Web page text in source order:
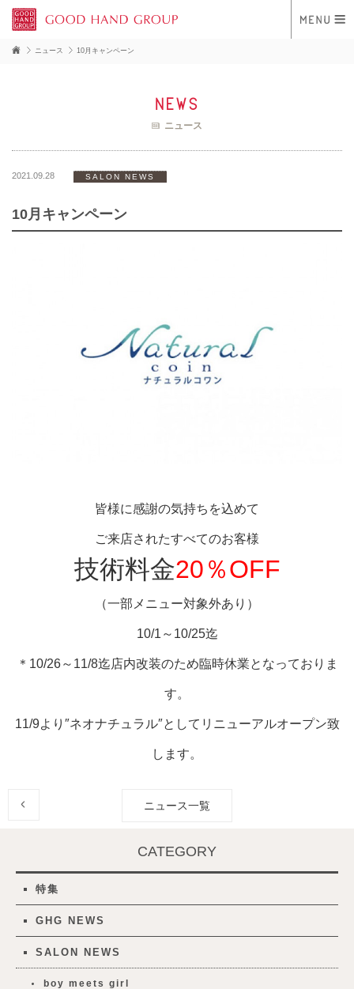
ニュース 10月キャンペーン
news
ニュース
2021.09.28 SALON NEWS
10月キャンペーン
皆様に感謝の気持ちを込めて
ご来店されたすべてのお客様
技術料金20％OFF
（一部メニュー対象外あり）
10/1～10/25迄
＊10/26～11/8迄店内改装のため臨時休業となっておりま
す。
11/9より″ネオナチュラル″としてリニューアルオープン致
します。
ニュース一覧
CATEGORY
特集
GHG NEWS
SALON NEWS
boy meets girl